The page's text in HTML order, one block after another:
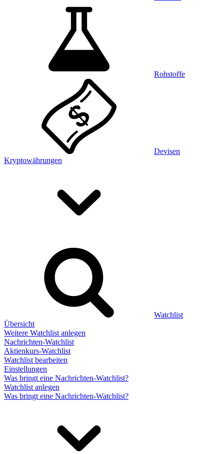
Rohstoffe
Devisen
Kryptowährungen
Watchlist
Übersicht
Weitere Watchlist anlegen
Nachrichten-Watchlist
Aktienkurs-Watchlist
Watchlist bearbeiten
Einstellungen
Was bringt eine Nachrichten-Watchlist?
Watchlist anlegen
Was bringt eine Nachrichten-Watchlist?